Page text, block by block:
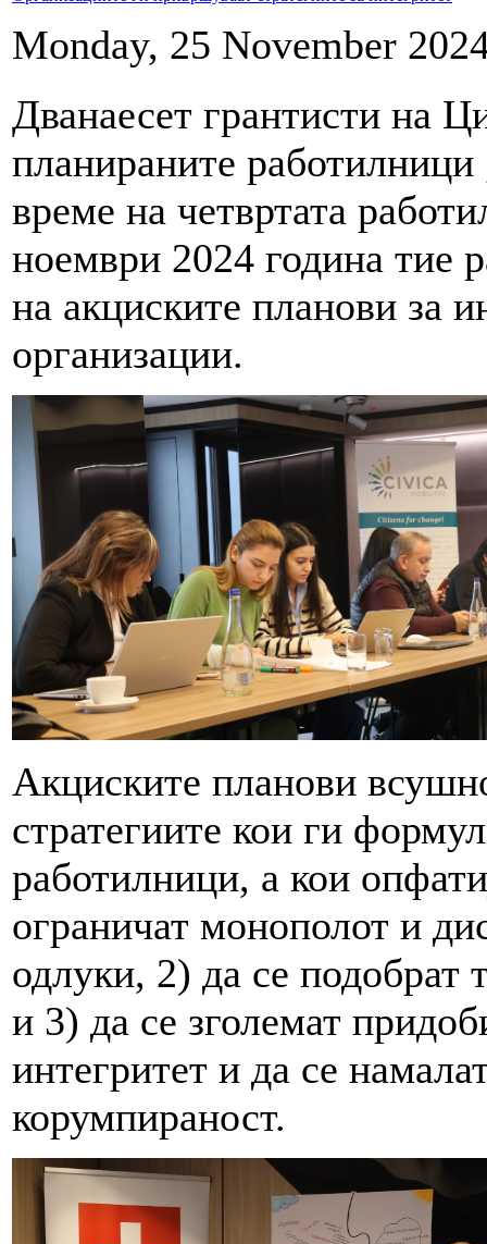
Monday, 25 November
Дванаесет грантисти на
планираните
време на четвртата
ноември 2024 година тие
на акциските планови за
организации.
Акциските планови
стратегиите кои ги
работилници, а кои
ограничат монополот и
одлуки, 2) да се подобрат
и 3) да се зголемат
интегритет и да се
корумпираност.